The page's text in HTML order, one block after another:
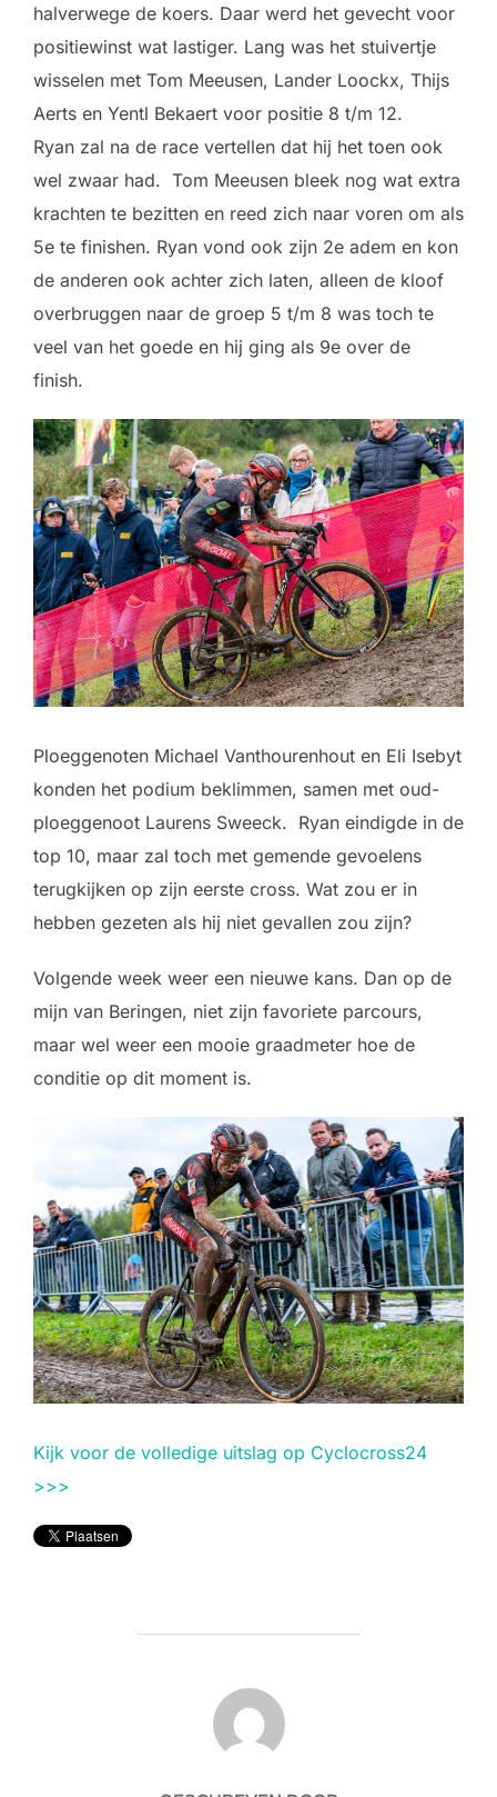
halverwege de koers. Daar werd het gevecht voor
positiewinst wat lastiger. Lang was het stuivertje
wisselen met Tom Meeusen, Lander Loockx, Thijs
Aerts en Yentl Bekaert voor positie 8 t/m 12.
Ryan zal na de race vertellen dat hij het toen ook
wel zwaar had. Tom Meeusen bleek nog wat extra
krachten te bezitten en reed zich naar voren om als
5e te finishen. Ryan vond ook zijn 2e adem en kon
de anderen ook achter zich laten, alleen de kloof
overbruggen naar de groep 5 t/m 8 was toch te
veel van het goede en hij ging als 9e over de
finish.
Ploeggenoten Michael Vanthourenhout en Eli Isebyt
konden het podium beklimmen, samen met oud-
ploeggenoot Laurens Sweeck. Ryan eindigde in de
top 10, maar zal toch met gemende gevoelens
terugkijken op zijn eerste cross. Wat zou er in
hebben gezeten als hij niet gevallen zou zijn?
Volgende week weer een nieuwe kans. Dan op de
mijn van Beringen, niet zijn favoriete parcours,
maar wel weer een mooie graadmeter hoe de
conditie op dit moment is.
Kijk voor de volledige uitslag op Cyclocross24
>>>
BERICHTAUTEUR